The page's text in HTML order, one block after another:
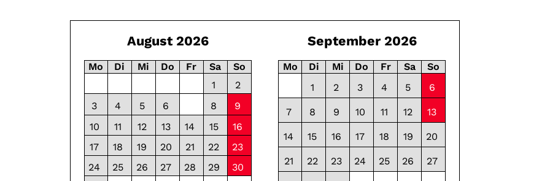
August 2026
Mo Di Mi Do Fr Sa
So
1
2
3
4 5 6 8 9
10 11 12 13 14 15 16
17 18 19 20 21 22 23
24 25 26 27 28 29 30
September 2026
Mo Di Mi Do Fr Sa
So
1
2 3 4 5 6
7 8 9 10 11 12 13
14 15 16 17 18 19 20
21 22 23 24 25 26 27